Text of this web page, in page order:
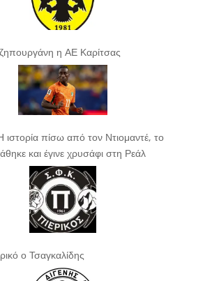
η ΑΕ Καρίτσας
πίσω από τον Ντιομαντέ, το
και έγινε χρυσάφι στη Ρεάλ
ο Τσαγκαλίδης